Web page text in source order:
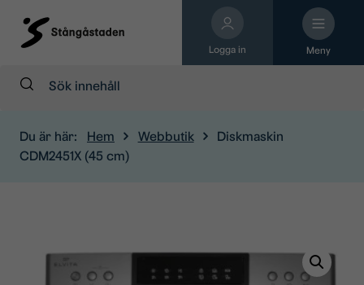
Logga in Meny
Sök:
Du är här: Hem Webbutik
Diskmaskin
CDM2451X (45 cm)